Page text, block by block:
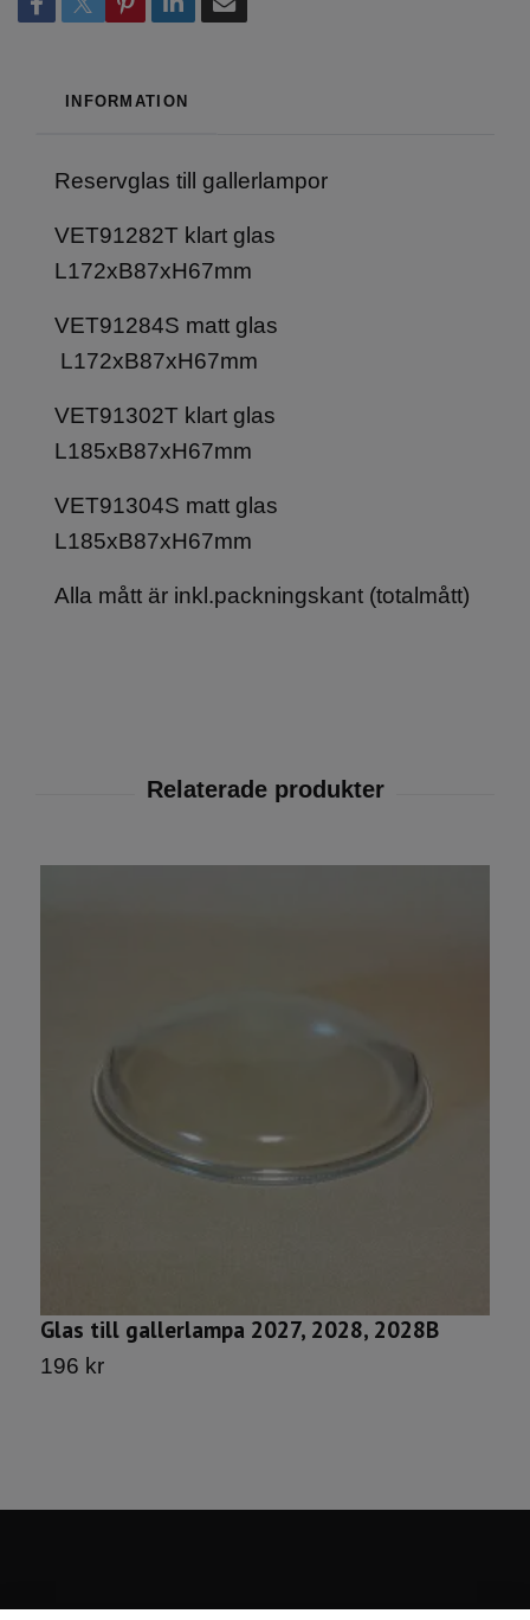
INFORMATION
Reservglas till gallerlampor
VET91282T klart glas
L172xB87xH67mm
VET91284S matt glas
L172xB87xH67mm
VET91302T klart glas
L185xB87xH67mm
VET91304S matt glas
L185xB87xH67mm
Alla mått är inkl.packningskant (totalmått)
Glas till gallerlampa 2027, 2028, 2028B
196 kr